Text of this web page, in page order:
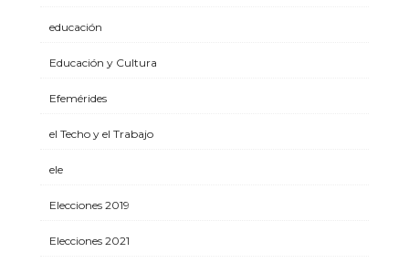
educación
Educación y Cultura
Efemérides
el Techo y el Trabajo
ele
Elecciones 2019
Elecciones 2021